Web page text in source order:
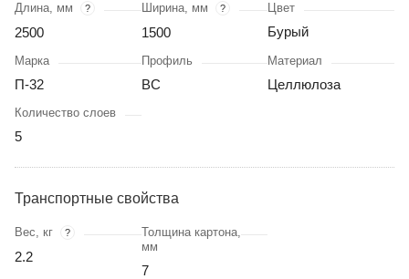
Длина, мм ?
2500
Ширина, мм ?
1500
Цвет
Бурый
Марка
П-32
Профиль
BC
Материал
Целлюлоза
Количество слоев
5
Транспортные свойства
Вес, кг ?
2.2
Толщина картона,
мм
7